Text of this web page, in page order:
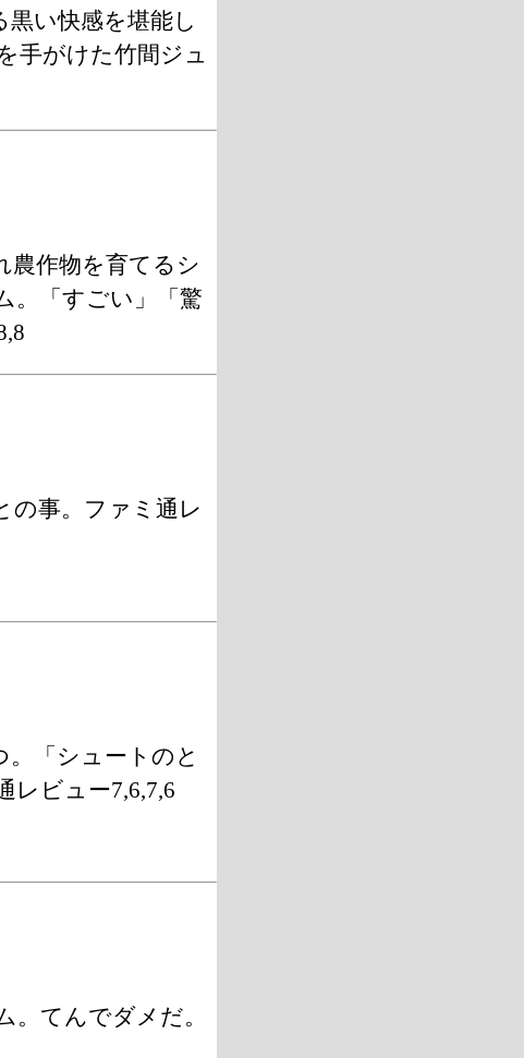
い快感を堪能し
手がけた竹間ジュ
農作物を育てるシ
。「すごい」「驚
の事。ファミ通レ
「シュートのと
レビュー7,6,7,6
てんでダメだ。